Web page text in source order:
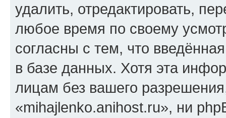
удалить, отредактировать,
любое время по своему
согласны с тем, что
в базе данных. Хотя эта
лицам без вашего
«mihajlenko.anihost.ru», ни